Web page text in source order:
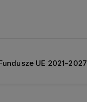
UE 2021-2027